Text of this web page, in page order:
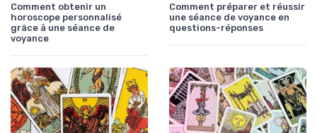
Comment obtenir un
horoscope personnalisé
grâce à une séance de
voyance
Comment préparer et réussir
une séance de voyance en
questions-réponses